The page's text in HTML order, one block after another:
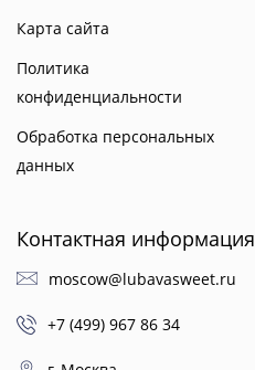
Карта сайта
Политика
конфиденциальности
Обработка персональных
данных
Контактная информация
moscow@lubavasweet.ru
+7 (499) 967 86 34